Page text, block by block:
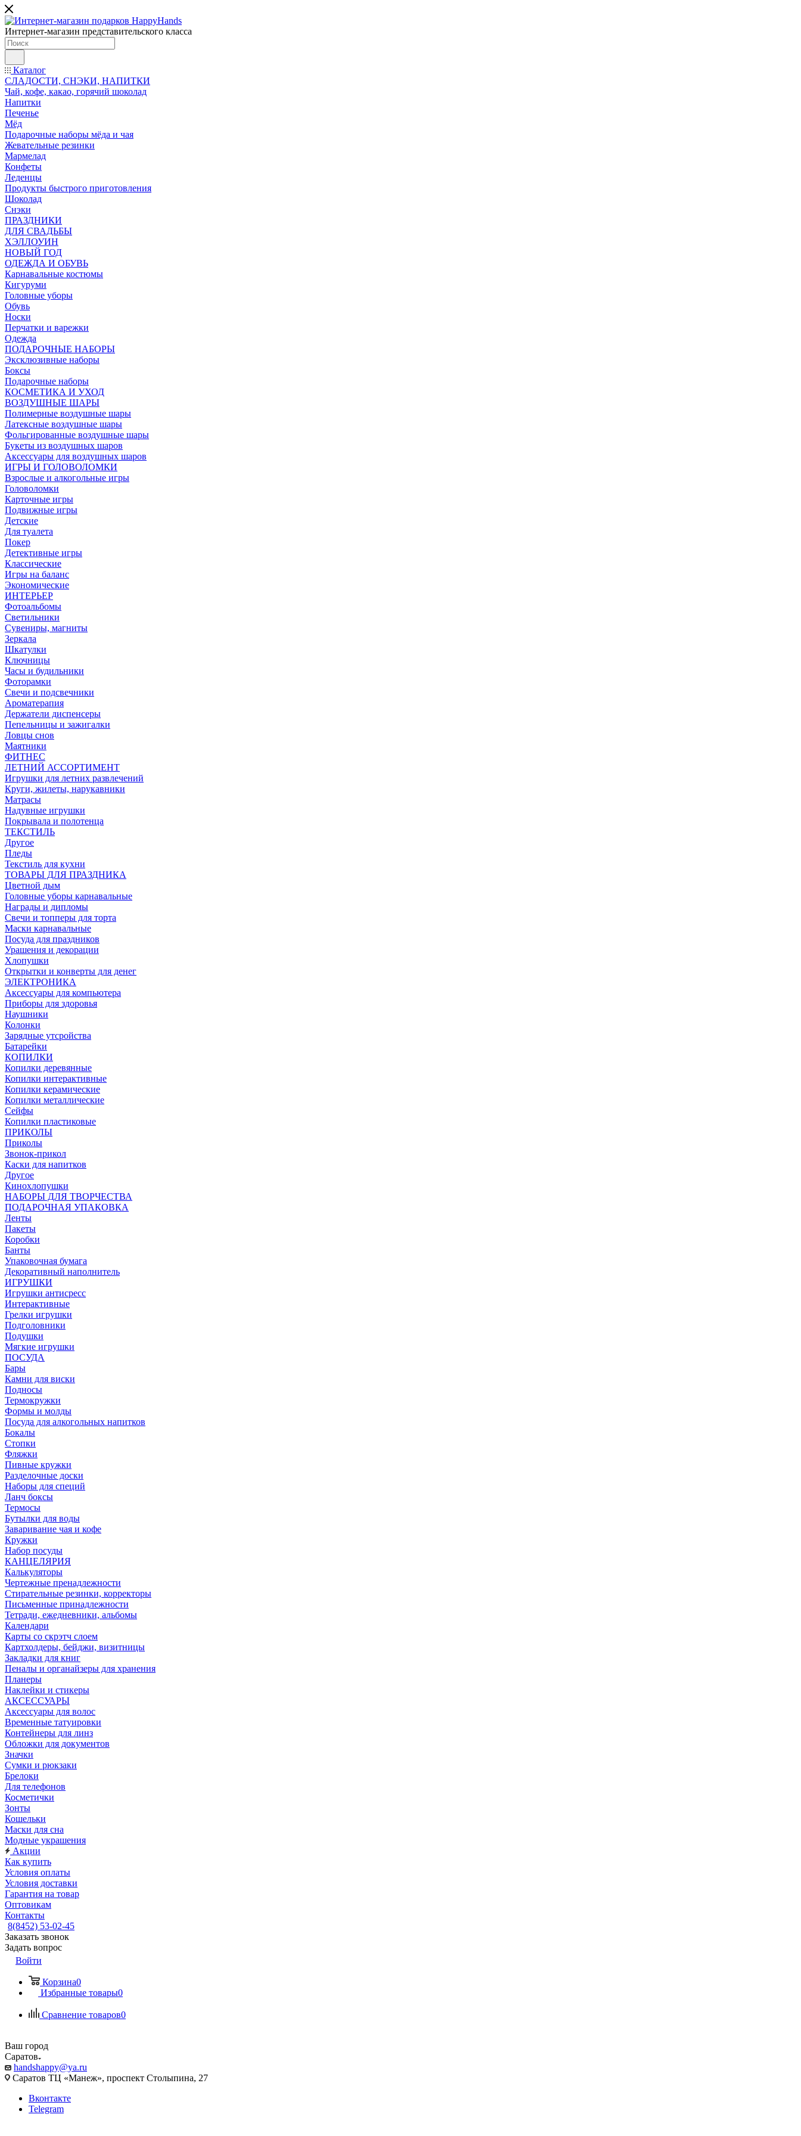
Интернет-магазин представительского класса
Каталог
СЛАДОСТИ, СНЭКИ, НАПИТКИ
Чай, кофе, какао, горячий шоколад
Напитки
Печенье
Мёд
Подарочные наборы мёда и чая
Жевательные резинки
Мармелад
Конфеты
Леденцы
Продукты быстрого приготовления
Шоколад
Снэки
ПРАЗДНИКИ
ДЛЯ СВАДЬБЫ
ХЭЛЛОУИН
НОВЫЙ ГОД
ОДЕЖДА И ОБУВЬ
Карнавальные костюмы
Кигуруми
Головные уборы
Обувь
Носки
Перчатки и варежки
Одежда
ПОДАРОЧНЫЕ НАБОРЫ
Эксклюзивные наборы
Боксы
Подарочные наборы
КОСМЕТИКА И УХОД
ВОЗДУШНЫЕ ШАРЫ
Полимерные воздушные шары
Латексные воздушные шары
Фольгированные воздушные шары
Букеты из воздушных шаров
Аксессуары для воздушных шаров
ИГРЫ И ГОЛОВОЛОМКИ
Взрослые и алкогольные игры
Головоломки
Карточные игры
Подвижные игры
Детские
Для туалета
Покер
Детективные игры
Классические
Игры на баланс
Экономические
ИНТЕРЬЕР
Фотоальбомы
Светильники
Сувениры, магниты
Зеркала
Шкатулки
Ключницы
Часы и будильники
Фоторамки
Свечи и подсвечники
Ароматерапия
Держатели диспенсеры
Пепельницы и зажигалки
Ловцы снов
Маятники
ФИТНЕС
ЛЕТНИЙ АССОРТИМЕНТ
Игрушки для летних развлечений
Круги, жилеты, нарукавники
Матрасы
Надувные игрушки
Покрывала и полотенца
ТЕКСТИЛЬ
Другое
Пледы
Текстиль для кухни
ТОВАРЫ ДЛЯ ПРАЗДНИКА
Цветной дым
Головные уборы карнавальные
Награды и дипломы
Свечи и топперы для торта
Маски карнавальные
Посуда для праздников
Урашения и декорации
Хлопушки
Открытки и конверты для денег
ЭЛЕКТРОНИКА
Аксессуары для компьютера
Приборы для здоровья
Наушники
Колонки
Зарядные утсройства
Батарейки
КОПИЛКИ
Копилки деревянные
Копилки интерактивные
Копилки керамические
Копилки металлические
Сейфы
Копилки пластиковые
ПРИКОЛЫ
Приколы
Звонок-прикол
Каски для напитков
Другое
Кинохлопушки
НАБОРЫ ДЛЯ ТВОРЧЕСТВА
ПОДАРОЧНАЯ УПАКОВКА
Ленты
Пакеты
Коробки
Банты
Упаковочная бумага
Декоративный наполнитель
ИГРУШКИ
Игрушки антисресс
Интерактивные
Грелки игрушки
Подголовники
Подушки
Мягкие игрушки
ПОСУДА
Бары
Камни для виски
Подносы
Термокружки
Формы и молды
Посуда для алкогольных напитков
Бокалы
Стопки
Фляжки
Пивные кружки
Разделочные доски
Наборы для специй
Ланч боксы
Термосы
Бутылки для воды
Заваривание чая и кофе
Кружки
Набор посуды
КАНЦЕЛЯРИЯ
Калькуляторы
Чертежные пренадлежности
Стирательные резинки, корректоры
Письменные принадлежности
Тетради, ежедневники, альбомы
Календари
Карты со скрэтч слоем
Картхолдеры, бейджи, визитницы
Закладки для книг
Пеналы и органайзеры для хранения
Планеры
Наклейки и стикеры
АКСЕССУАРЫ
Аксессуары для волос
Временные татуировки
Контейнеры для линз
Обложки для документов
Значки
Сумки и рюкзаки
Брелоки
Для телефонов
Косметички
Зонты
Кошельки
Маски для сна
Модные украшения
Акции
Как купить
Условия оплаты
Условия доставки
Гарантия на товар
Оптовикам
Контакты
8(8452) 53-02-45
Заказать звонок
Задать вопрос
Войти
Корзина0
Избранные товары0
Сравнение товаров0
Ваш город
Саратов
handshappy@ya.ru
Саратов ТЦ «Манеж», проспект Столыпина, 27
Вконтакте
Telegram